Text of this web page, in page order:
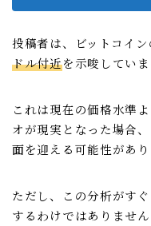
投稿者は、ビットコイ
ドル付近を示唆していま
これは現在の価格水準
オが現実となった場合
面を迎える可能性があり
ただし、この分析がす
するわけではありませ